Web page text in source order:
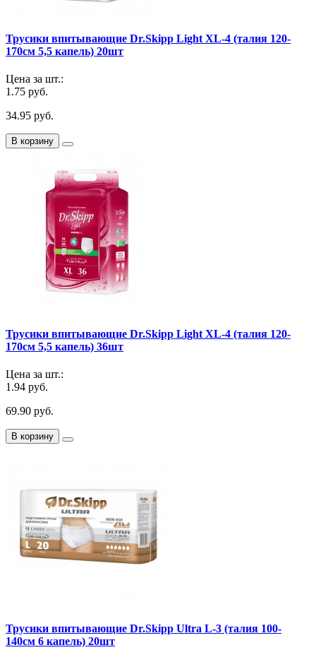
Трусики впитывающие Dr.Skipp Light XL-4 (талия 120-
170см 5,5 капель) 20шт
Цена за шт.:
1.75 руб.
34.95 руб.
В корзину
Трусики впитывающие Dr.Skipp Light XL-4 (талия 120-
170см 5,5 капель) 36шт
Цена за шт.:
1.94 руб.
69.90 руб.
В корзину
Трусики впитывающие Dr.Skipp Ultra L-3 (талия 100-
140см 6 капель) 20шт